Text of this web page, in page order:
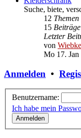
Suche, biete,
12 Themen
15 Beiträge
Letzter
von Wiebke
Mo 17.
Anmelden •
Benutzername:
Ich habe mein